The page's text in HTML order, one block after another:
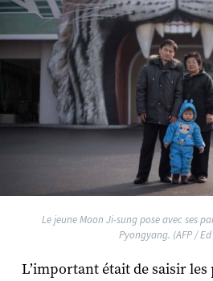
Le jeune Moon Ji-sung pose avec ses
Pyongyang. (AFP /
L’important était de saisir